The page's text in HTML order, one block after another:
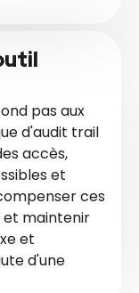
pas aux
d'audit trail
accès,
et
ces
et maintenir
et
d'une